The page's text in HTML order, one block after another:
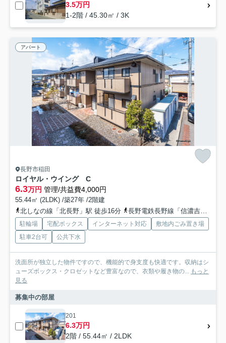
3.5万円
1-2階 / 45.30㎡ / 3K
アパート
長野市稲田
ロイヤル・ウイング C
6.3万円 管理/共益費4,000円
55.44㎡ (2LDK) /築27年 /2階建
北しなの線「北長野」駅 徒歩16分
長野電鉄長野線「信濃吉田」駅 徒歩18分
駐輪場 宅配ボックス インターネット対応
敷地内ごみ置き場
駐車2台可
公共下水
洗面所が独立した物件ですので、機能的で身支度も快適です。収納はシ
ューズボックス・クロゼットなど豊富なので、衣類や履き物の... もっと
見る
募集中の部屋
201
6.3万円
2階 / 55.44㎡ / 2LDK